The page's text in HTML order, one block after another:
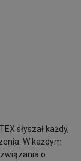
słyszał każdy,
W każdym
o